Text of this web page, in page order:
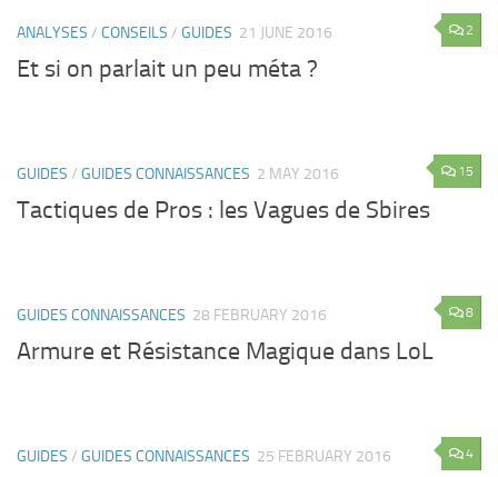
2
ANALYSES / CONSEILS / GUIDES 21 JUNE 2016
Et si on parlait un peu méta ?
15
GUIDES / GUIDES CONNAISSANCES 2 MAY 2016
Tactiques de Pros : les Vagues de Sbires
8
GUIDES CONNAISSANCES 28 FEBRUARY 2016
Armure et Résistance Magique dans LoL
4
GUIDES / GUIDES CONNAISSANCES 25 FEBRUARY 2016